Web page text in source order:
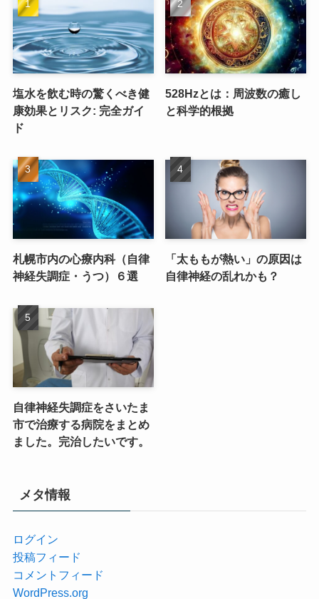
塩水を飲む時の驚くべき健
康効果とリスク: 完全ガイ
ド
528Hzとは：周波数の癒し
と科学的根拠
札幌市内の心療内科（自律
神経失調症・うつ）６選
「太ももが熱い」の原因は
自律神経の乱れかも？
自律神経失調症をさいたま
市で治療する病院をまとめ
ました。完治したいです。
メタ情報
ログイン
投稿フィード
コメントフィード
WordPress.org